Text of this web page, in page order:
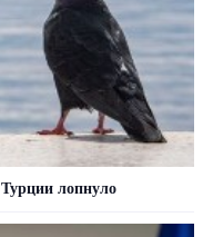
лопнуло